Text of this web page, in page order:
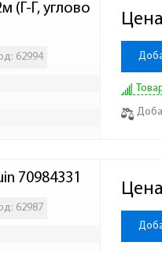
(Г-Г, углово
62994
70984331
62987